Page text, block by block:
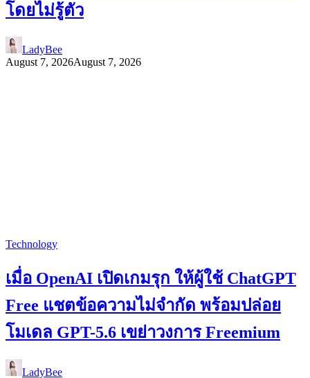
โดยไม่รู้ตัว
LadyBee
August 7, 2026August 7, 2026
Technology
เมื่อ OpenAI เปิดเกมรุก ให้ผู้ใช้ ChatGPT
Free แชตข้อความไม่จำกัด พร้อมปล่อย
โมเดล GPT-5.6 เขย่าวงการ Freemium
LadyBee